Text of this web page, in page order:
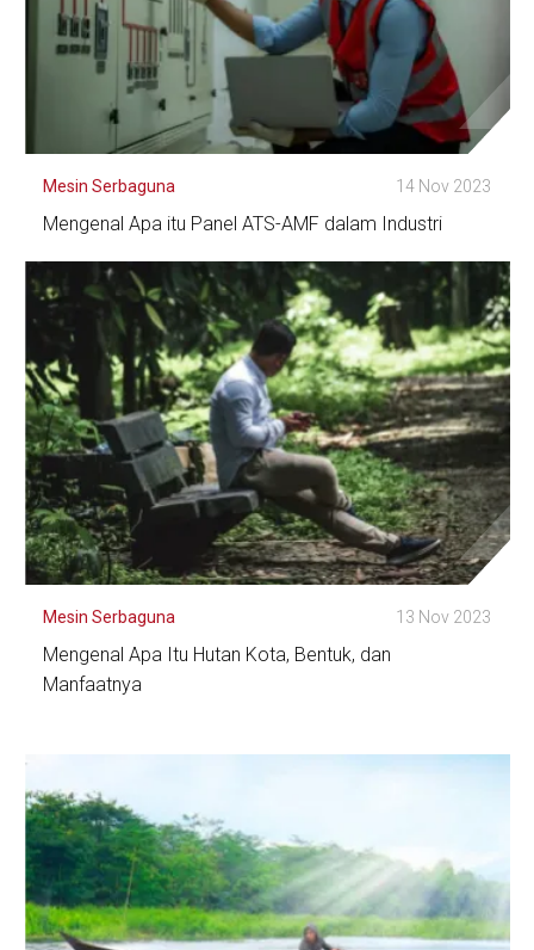
Mesin Serbaguna 14 Nov 2023
Mengenal Apa itu Panel ATS-AMF dalam Industri
Lihat Detail
Mesin Serbaguna 13 Nov 2023
Mengenal Apa Itu Hutan Kota, Bentuk, dan
Manfaatnya
Lihat Detail